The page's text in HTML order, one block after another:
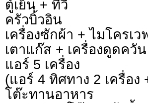
ตู้เย็น + ทีวี
ครัวบิ้วอิน
เครื่องซักผ้า + ไมโครเว
เตาแก๊ส + เครื่องดูดควัน
แอร์ 5 เครื่อง
(แอร์ 4 ทิศทาง 2 เครื่อง
โต๊ะทานอาหาร